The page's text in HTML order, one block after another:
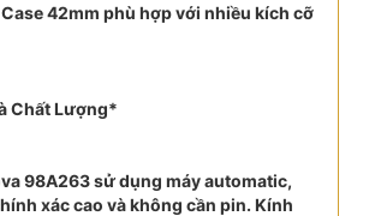
42mm phù hợp với nhiều kích cỡ
Chất Lượng*
98A263 sử dụng máy automatic,
xác cao và không cần pin. Kính